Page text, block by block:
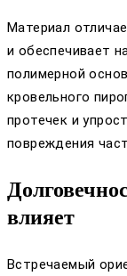
Материал
и обеспечивает
полимерной
кровельного
протечек и
повреждения
влияет
Встречаемый